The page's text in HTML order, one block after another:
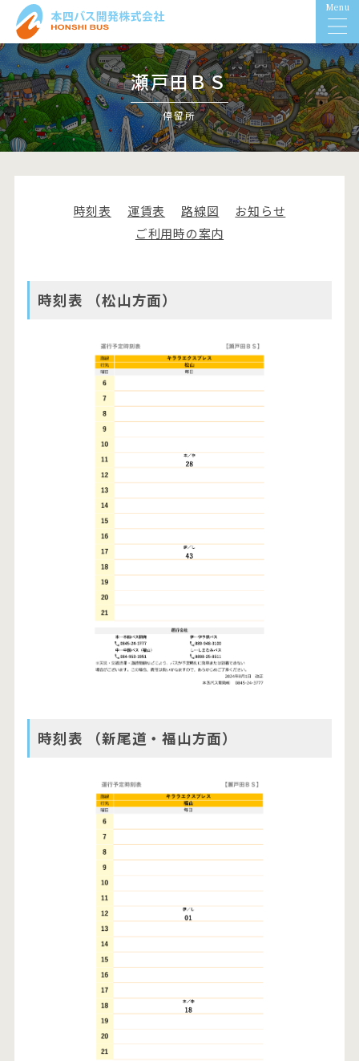
Menu
瀬戸田ＢＳ
停留所
時刻表 運賃表 路線図
お知らせ
ご利用時の案内
時刻表 （松山方面）
時刻表 （新尾道・福山方面）